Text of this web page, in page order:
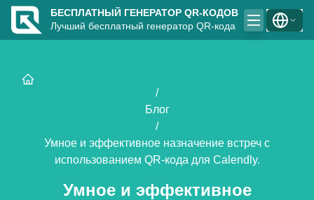
БЕСПЛАТНЫЙ ГЕНЕРАТОР QR-КОДОВ
Лучший бесплатный генератор QR-кода
/
Блог
/
Умное и эффективное назначение встреч с
использованием QR-кода для Calendly.
Умное и эффективное